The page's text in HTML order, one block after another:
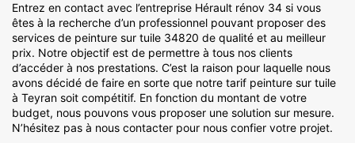
Entrez en contact avec l’entreprise Hérault rénov 34 si vous
êtes à la recherche d’un professionnel pouvant proposer des
services de peinture sur tuile 34820 de qualité et au meilleur
prix. Notre objectif est de permettre à tous nos clients
d’accéder à nos prestations. C’est la raison pour laquelle nous
avons décidé de faire en sorte que notre tarif peinture sur tuile
à Teyran soit compétitif. En fonction du montant de votre
budget, nous pouvons vous proposer une solution sur mesure.
N’hésitez pas à nous contacter pour nous confier votre projet.